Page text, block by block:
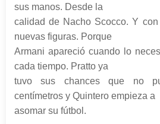
sus manos. Desde la
calidad de Nacho Scocco. Y
nuevas figuras. Porque
Armani apareció cuando lo
cada tiempo. Pratto ya
tuvo sus chances que no
centímetros y Quintero empieza a
asomar su fútbol.